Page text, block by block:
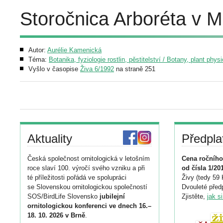
Storočnica Arboréta v
Autor: Aurélie Kamenická
Téma: Botanika, fyziologie rostlin, pěstitelství / Botany, plant
Vyšlo v časopise Živa 6/1992 na straně 251
Aktuality
Česká společnost ornitologická v letošním
roce slaví 100. výročí svého vzniku a při
té příležitosti pořádá ve spolupráci
se Slovenskou ornitologickou společností
SOS/BirdLife Slovensko jubilejní
ornitologickou konferenci ve dnech 16.–
18. 10. 2026 v Brně.
Cena
od čísla 1/
Živy (tedy 59
Dvouleté
Zjistěte, jak